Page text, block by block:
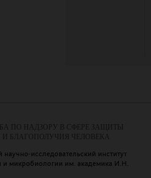
ПО НАДЗОРУ В СФЕРЕ ЗАЩИТЫ
И БЛАГОПОЛУЧИЯ ЧЕЛОВЕКА
исследовательский институт
и микробиологии им. академика И.Н.